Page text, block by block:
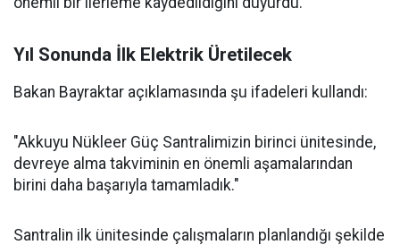
Yıl Sonunda İlk Elektrik Üretilecek
Bakan Bayraktar açıklamasında şu ifadeleri kullandı:
"Akkuyu Nükleer Güç Santralimizin birinci ünitesinde,
devreye alma takviminin en önemli aşamalarından
birini daha başarıyla tamamladık."
Santralin ilk ünitesinde çalışmaların planlandığı şekilde